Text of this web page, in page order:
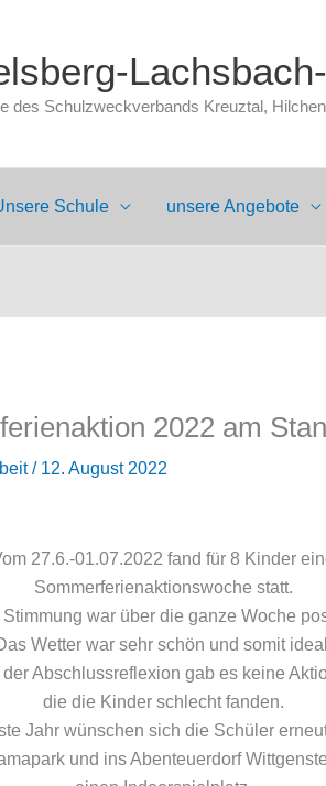
des Schulzweckverbands Kreuztal,
Schule unsere Angebote
2022 am
/ 12. August 2022
27.6.-01.07.2022 fand für 8 Kinder
Sommerferienaktionswoche statt.
Stimmung war über die ganze Woche
Wetter war sehr schön und somit
der Abschlussreflexion gab es keine
die die Kinder schlecht fanden.
Jahr wünschen sich die Schüler
und ins Abenteuerdorf